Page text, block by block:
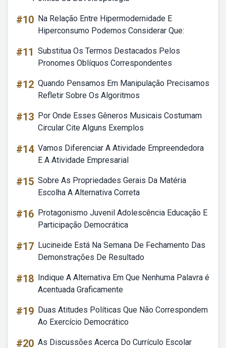
#10 Na Relação Entre Hipermodernidade E
Hiperconsumo Podemos Considerar Que:
#11 Substitua Os Termos Destacados Pelos
Pronomes Oblíquos Correspondentes
#12 Quando Pensamos Em Manipulação Precisamos
Refletir Sobre Os Algoritmos
#13 Por Onde Esses Gêneros Musicais Costumam
Circular Cite Alguns Exemplos
#14 Vamos Diferenciar A Atividade Empreendedora
E A Atividade Empresarial
#15 Sobre As Propriedades Gerais Da Matéria
Escolha A Alternativa Correta
#16 Protagonismo Juvenil Adolescência Educação E
Participação Democrática
#17 Lucineide Está Na Semana De Fechamento Das
Demonstrações De Resultado
#18 Indique A Alternativa Em Que Nenhuma Palavra é
Acentuada Graficamente
#19 Duas Atitudes Políticas Que Não Correspondem
Ao Exercício Democrático
#20 As Discussões Acerca Do Currículo Escolar